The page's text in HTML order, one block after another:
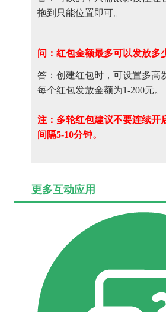
拖到只能位置即可。
问：红包金额最多可以发放多
答： 创建红包时，可设置多高
每个红包发放金额为1-200元。
注：多轮红包建议不要连续开
间隔5-10分钟。
更多互动应用